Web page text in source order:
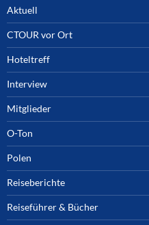
Aktuell
CTOUR vor Ort
Hoteltreff
Interview
Mitglieder
O-Ton
Polen
Reiseberichte
Reiseführer & Bücher